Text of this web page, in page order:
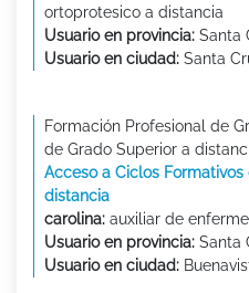
ortoprotesico a distancia
Usuario en provincia: Santa
Usuario en ciudad: Santa
Formación Profesional de
de Grado Superior a
Acceso a Ciclos
distancia
carolina: auxiliar de
Usuario en provincia: Santa
Usuario en ciudad: